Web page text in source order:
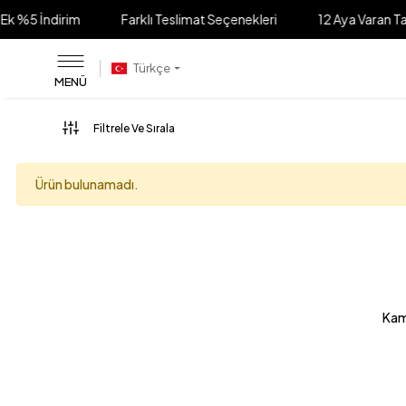
%5 İndirim Farklı Teslimat Seçenekleri 12 Aya Varan
MENÜ
Türkçe
Filtrele Ve Sırala
Ürün bulunamadı.